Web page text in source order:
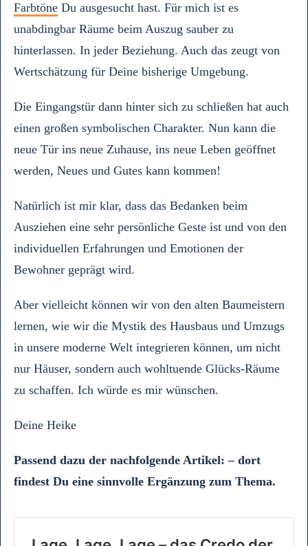
Farbtöne Du ausgesucht hast. Für mich ist es
unabdingbar Räume beim Auszug sauber zu
hinterlassen. In jeder Beziehung. Auch das zeugt von
Wertschätzung für Deine bisherige Umgebung.
Die Eingangstür dann hinter sich zu schließen hat auch
einen großen symbolischen Charakter. Nun kann die
neue Tür ins neue Zuhause, ins neue Leben geöffnet
werden, Neues und Gutes kann kommen!
Natürlich ist mir klar, dass das Bedanken beim
Ausziehen eine sehr persönliche Geste ist und von den
individuellen Erfahrungen und Emotionen der
Bewohner geprägt wird.
Aber vielleicht können wir von den alten Baumeistern
lernen, wie wir die Mystik des Hausbaus und Umzugs
in unsere moderne Welt integrieren können, um nicht
nur Häuser, sondern auch wohltuende Glücks-Räume
zu schaffen. Ich würde es mir wünschen.
Deine Heike
Passend dazu der nachfolgende Artikel: – dort
findest Du eine sinnvolle Ergänzung zum Thema.